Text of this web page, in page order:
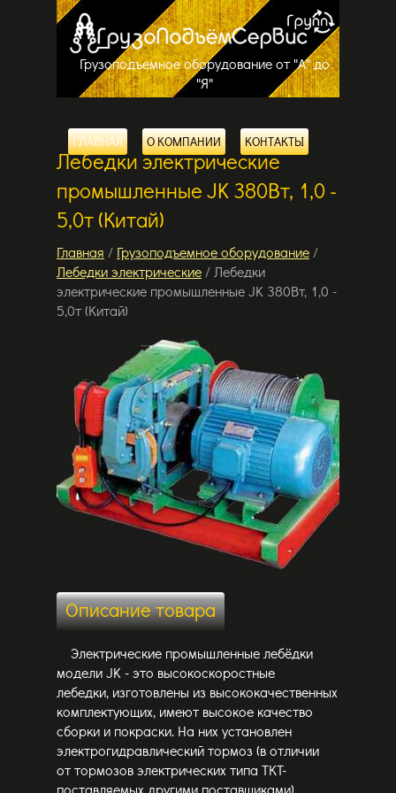
Грузоподъемное оборудование от "А" до
"Я"
ГЛАВНАЯ О КОМПАНИИ КОНТАКТЫ
Лебедки электрические
промышленные JK 380Вт, 1,0 -
5,0т (Китай)
Главная / Грузоподъемное оборудование /
Лебедки электрические / Лебедки
электрические промышленные JK 380Вт, 1,0 -
5,0т (Китай)
Описание товара
Электрические промышленные лебёдки
модели JK - это высокоскоростные
лебедки, изготовлены из высококачественных
комплектующих, имеют высокое качество
сборки и покраски. На них установлен
электрогидравлический тормоз (в отличии
от тормозов электрических типа ТКТ-
поставляемых другими поставщиками),